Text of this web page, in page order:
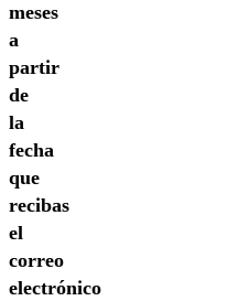
meses
a
partir
de
la
fecha
que
recibas
el
correo
electrónico